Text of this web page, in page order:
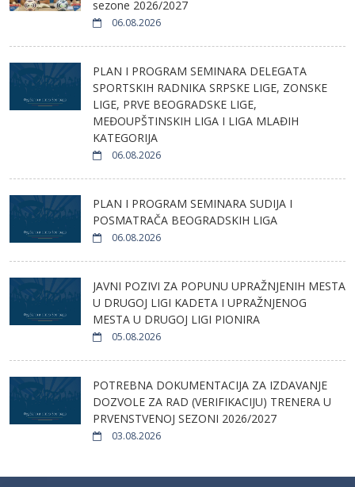
sezone 2026/2027
06.08.2026
PLAN I PROGRAM SEMINARA DELEGATA
SPORTSKIH RADNIKA SRPSKE LIGE, ZONSKE
LIGE, PRVE BEOGRADSKE LIGE,
MEĐOUPŠTINSKIH LIGA I LIGA MLAĐIH
KATEGORIJA
06.08.2026
PLAN I PROGRAM SEMINARA SUDIJA I
POSMATRAČA BEOGRADSKIH LIGA
06.08.2026
JAVNI POZIVI ZA POPUNU UPRAŽNJENIH MESTA
U DRUGOJ LIGI KADETA I UPRAŽNJENOG
MESTA U DRUGOJ LIGI PIONIRA
05.08.2026
POTREBNA DOKUMENTACIJA ZA IZDAVANJE
DOZVOLE ZA RAD (VERIFIKACIJU) TRENERA U
PRVENSTVENOJ SEZONI 2026/2027
03.08.2026